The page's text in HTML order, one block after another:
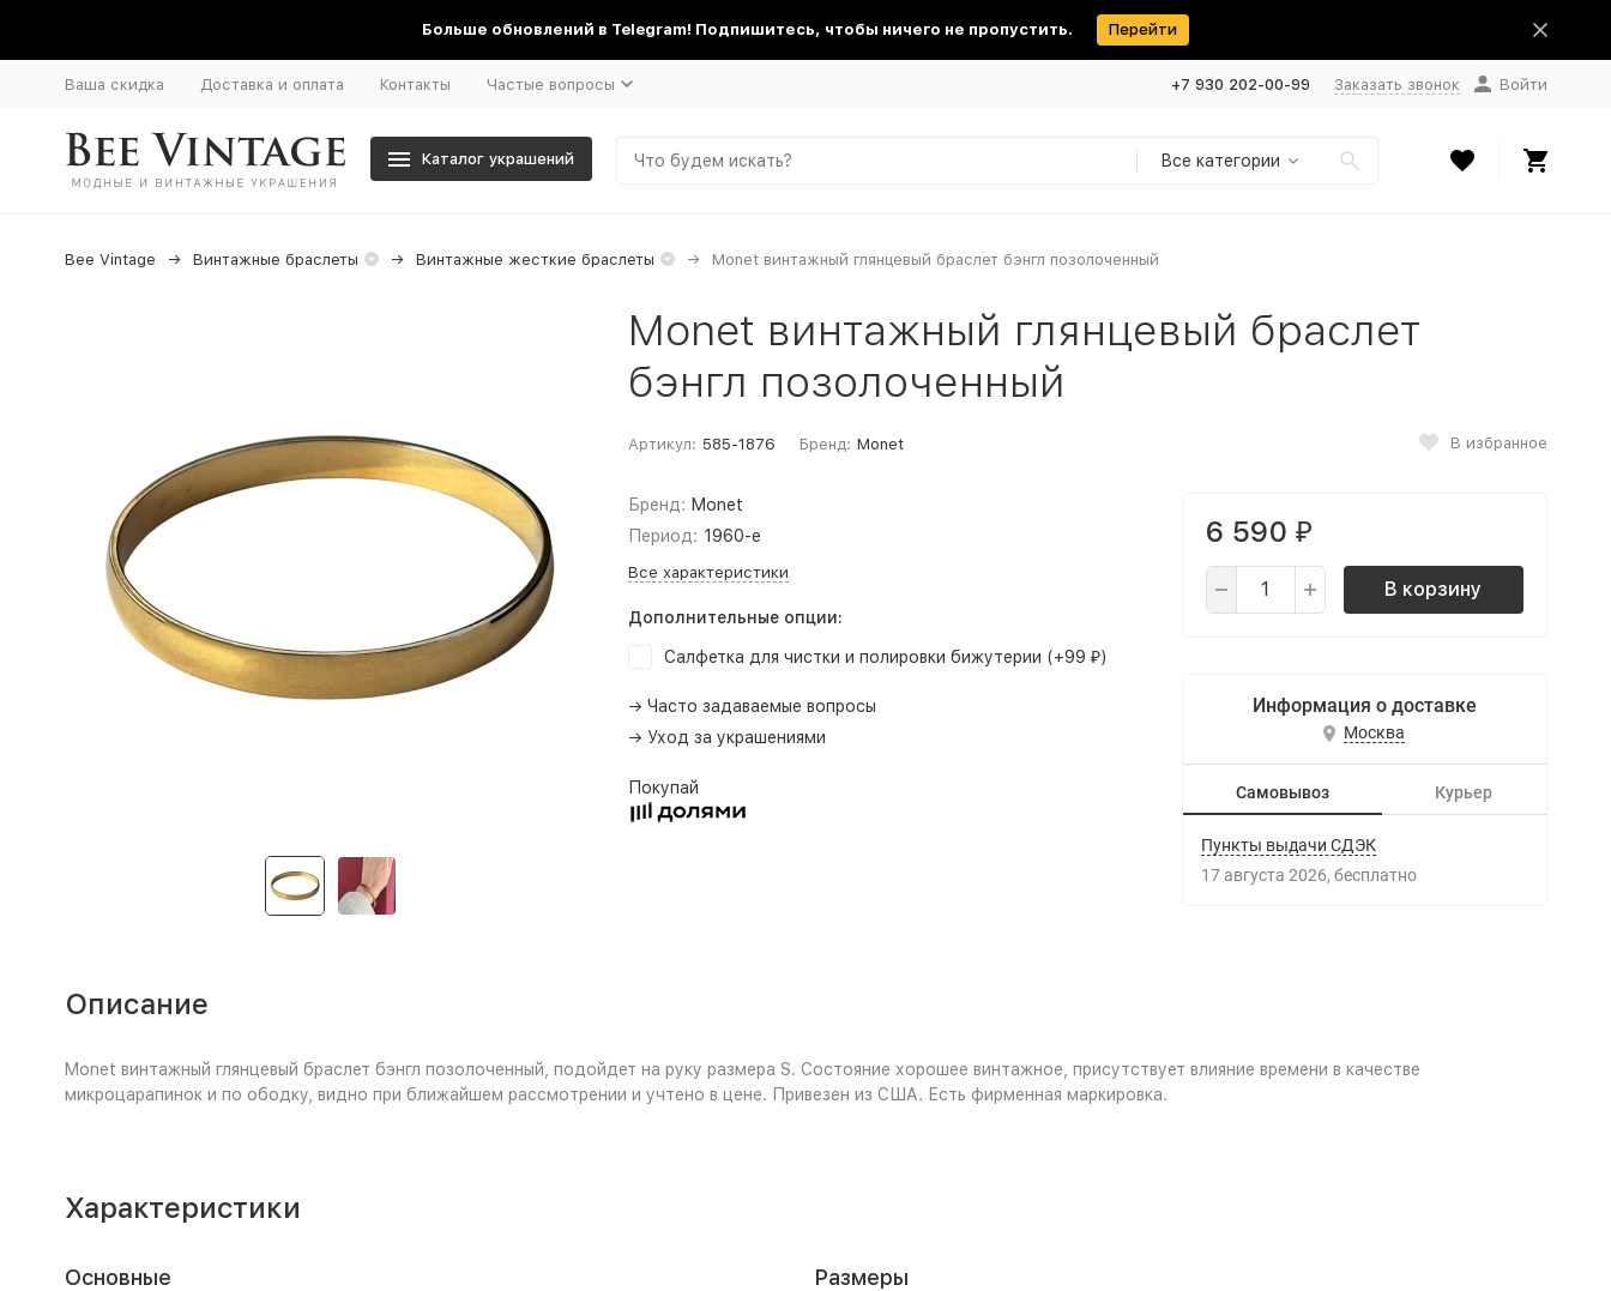
Больше обновлений в Telegram! Подпишитесь, чтобы ничего не пропустить. Перейти
Ваша скидка Доставка и оплата Контакты Частые вопросы +7 930 202-00-99 Заказать звонок Войти
Каталог украшений Все категории
Bee Vintage Винтажные браслеты Винтажные жесткие браслеты Monet винтажный глянцевый браслет бэнгл позолоченный
Monet винтажный глянцевый браслет
бэнгл позолоченный
Артикул: 585-1876 Бренд: Monet В избранное
Бренд: Monet
Период: 1960-е
Все характеристики
Дополнительные опции:
Салфетка для чистки и полировки бижутерии (+99 ₽)
→ Часто задаваемые вопросы
→ Уход за украшениями
Покупай
6 590 ₽
В корзину
Информация о доставке
Москва
Самовывоз Курьер
Пункты выдачи СДЭК
17 августа 2026
Бесплатно
Описание
Monet винтажный глянцевый браслет бэнгл позолоченный, подойдет на руку размера S. Состояние хорошее винтажное, присутствует влияние времени в качестве
микроцарапинок и по ободку, видно при ближайшем рассмотрении и учтено в цене. Привезен из США. Есть фирменная маркировка.
Характеристики
Основные Размеры